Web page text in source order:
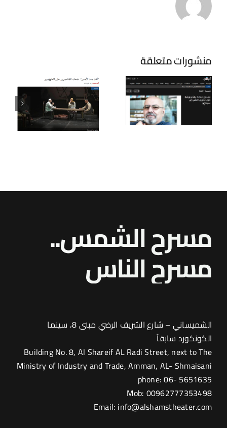
منشورات متعلقة
ممدوح
حمادة يقدّم
ورشة حول
تحويل النص
مسرح الشمس..
مسرحالناس
الشميساني – شارع الشريف الرضي مبنى 8، سينما
الكونكورد سابقاً
Building No. 8, Al Shareif AL Radi Street, next to The
Ministry of Industry and Trade, Amman, AL- Shmaisani
phone: 06- 5651635
Mob: 00962777353498
Email: info@alshamstheater.com